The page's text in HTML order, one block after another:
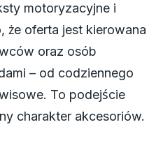
motoryzacyjne i
że oferta jest kierowana
oraz osób
– od codziennego
To podejście
charakter akcesoriów.